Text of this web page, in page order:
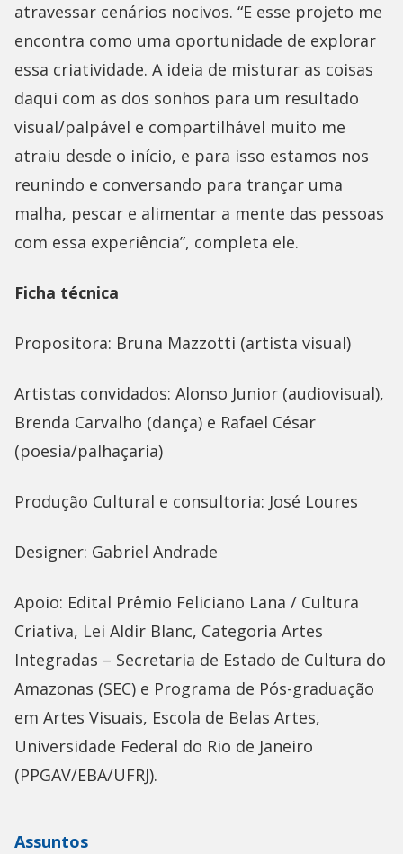
atravessar cenários nocivos. “E esse projeto me
encontra como uma oportunidade de explorar
essa criatividade. A ideia de misturar as coisas
daqui com as dos sonhos para um resultado
visual/palpável e compartilhável muito me
atraiu desde o início, e para isso estamos nos
reunindo e conversando para trançar uma
malha, pescar e alimentar a mente das pessoas
com essa experiência”, completa ele.
Ficha técnica
Propositora: Bruna Mazzotti (artista visual)
Artistas convidados: Alonso Junior (audiovisual),
Brenda Carvalho (dança) e Rafael César
(poesia/palhaçaria)
Produção Cultural e consultoria: José Loures
Designer: Gabriel Andrade
Apoio: Edital Prêmio Feliciano Lana / Cultura
Criativa, Lei Aldir Blanc, Categoria Artes
Integradas – Secretaria de Estado de Cultura do
Amazonas (SEC) e Programa de Pós-graduação
em Artes Visuais, Escola de Belas Artes,
Universidade Federal do Rio de Janeiro
(PPGAV/EBA/UFRJ).
Assuntos